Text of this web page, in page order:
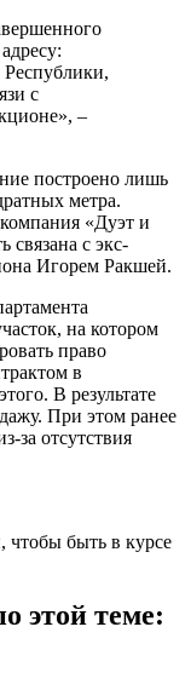
с
–
построено лишь
метра.
«Дуэт и
с экс-
Игорем Ракшей.
на котором
право
в
В результате
При этом ранее
за отсутствия
чтобы быть в курсе
этой теме: